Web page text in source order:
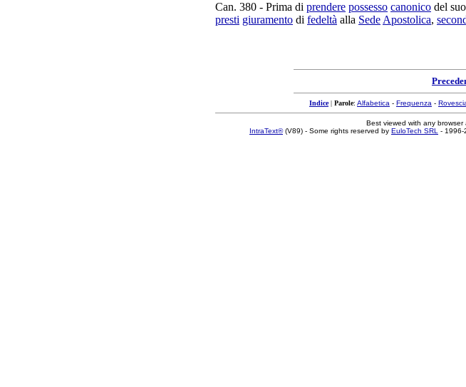
Can. 380 - Prima di prendere possesso canonico del suo
presti giuramento di fedeltà alla Sede Apostolica,
Indice| Parole: Alfabetica - Frequenza -
Best viewed with any
IntraText®(V89) - Some rights reserved by EuloTech SRL - 1996-